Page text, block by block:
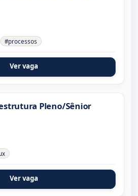
#processos
Ver vaga
Pleno/Sênior
Ver vaga